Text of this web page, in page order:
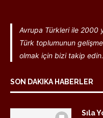
Avrupa Türkleri ile 2000
Türk toplumunun
olmak için bizi takip
SON DAKIKA HABERLER
Sıla